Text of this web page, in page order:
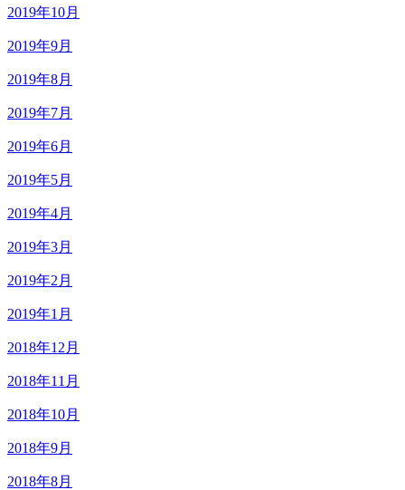
2019年10月
2019年9月
2019年8月
2019年7月
2019年6月
2019年5月
2019年4月
2019年3月
2019年2月
2019年1月
2018年12月
2018年11月
2018年10月
2018年9月
2018年8月